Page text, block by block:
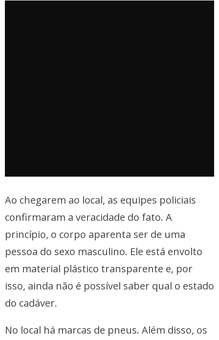
Ao chegarem ao local, as equipes policiais
confirmaram a veracidade do fato. A
princípio, o corpo aparenta ser de uma
pessoa do sexo masculino. Ele está envolto
em material plástico transparente e, por
isso, ainda não é possível saber qual o estado
do cadáver.
No local há marcas de pneus. Além disso, os